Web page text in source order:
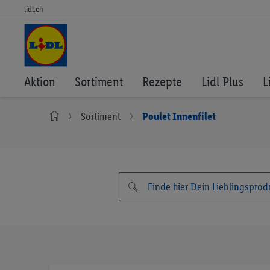
lidl.ch
Aktion Sortiment Rezepte Lidl Plus
Sortiment Poulet Innenfilet